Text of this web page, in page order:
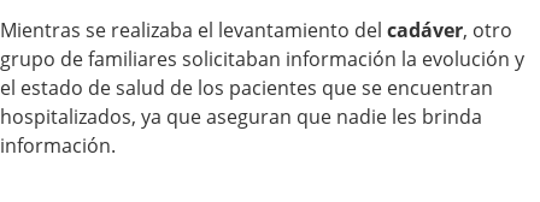
Mientras se realizaba el levantamiento del cadáver, otro
grupo de familiares solicitaban información la evolución y
el estado de salud de los pacientes que se encuentran
hospitalizados, ya que aseguran que nadie les brinda
información.